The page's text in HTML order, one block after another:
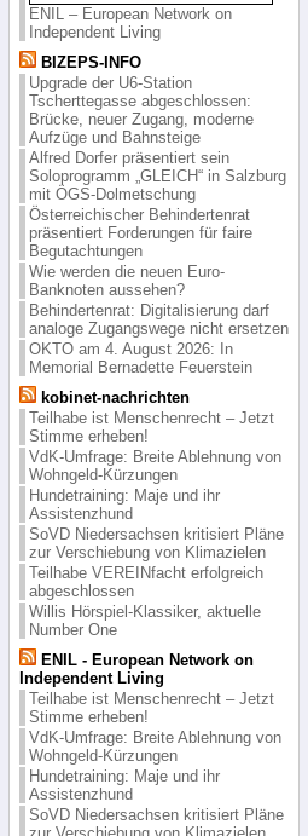
ENIL – European Network on
Independent Living
BIZEPS-INFO
Upgrade der U6-Station
Tscherttegasse abgeschlossen:
Brücke, neuer Zugang, moderne
Aufzüge und Bahnsteige
Alfred Dorfer präsentiert sein
Soloprogramm „GLEICH“ in Salzburg
mit ÖGS-Dolmetschung
Österreichischer Behindertenrat
präsentiert Forderungen für faire
Begutachtungen
Wie werden die neuen Euro-
Banknoten aussehen?
Behindertenrat: Digitalisierung darf
analoge Zugangswege nicht ersetzen
OKTO am 4. August 2026: In
Memorial Bernadette Feuerstein
kobinet-nachrichten
Teilhabe ist Menschenrecht – Jetzt
Stimme erheben!
VdK-Umfrage: Breite Ablehnung von
Wohngeld-Kürzungen
Hundetraining: Maje und ihr
Assistenzhund
SoVD Niedersachsen kritisiert Pläne
zur Verschiebung von Klimazielen
Teilhabe VEREINfacht erfolgreich
abgeschlossen
Willis Hörspiel-Klassiker, aktuelle
Number One
ENIL - European Network on
Independent Living
Teilhabe ist Menschenrecht – Jetzt
Stimme erheben!
VdK-Umfrage: Breite Ablehnung von
Wohngeld-Kürzungen
Hundetraining: Maje und ihr
Assistenzhund
SoVD Niedersachsen kritisiert Pläne